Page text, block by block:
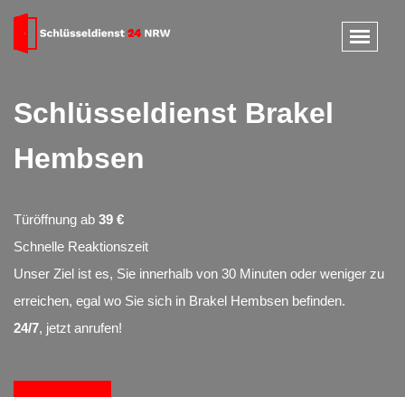
Schlüsseldienst Brakel
Hembsen
Türöffnung ab 39 €
Schnelle Reaktionszeit
Unser Ziel ist es, Sie innerhalb von 30 Minuten oder weniger zu
erreichen, egal wo Sie sich in Brakel Hembsen befinden.
24/7, jetzt anrufen!